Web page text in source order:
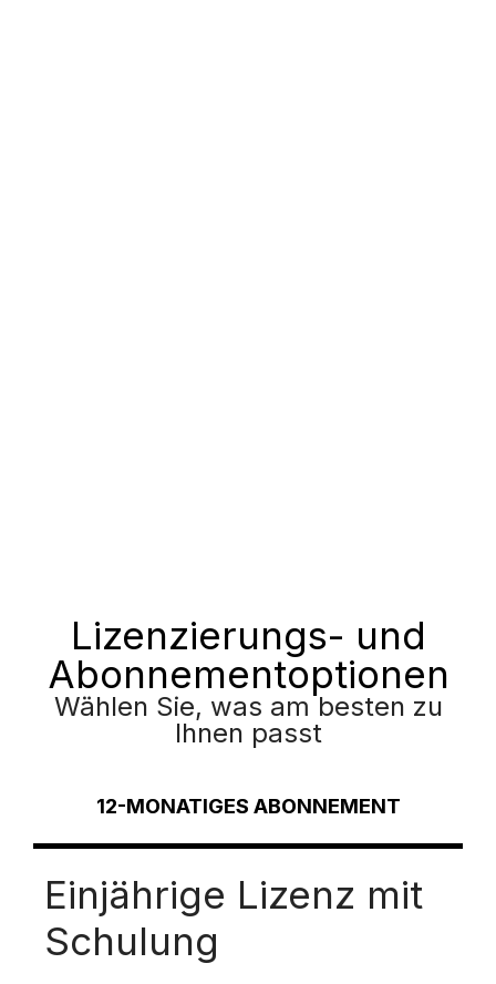
Lizenzierungs- und
Abonnementoptionen
Wählen Sie, was am besten zu
Ihnen passt
12-MONATIGES ABONNEMENT
Einjährige Lizenz mit
Schulung